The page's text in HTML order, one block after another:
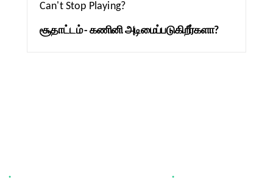
Can't Stop Playing?
சூதாட்டம் - கணினி அடிமைப்படுகிறீர்களா?